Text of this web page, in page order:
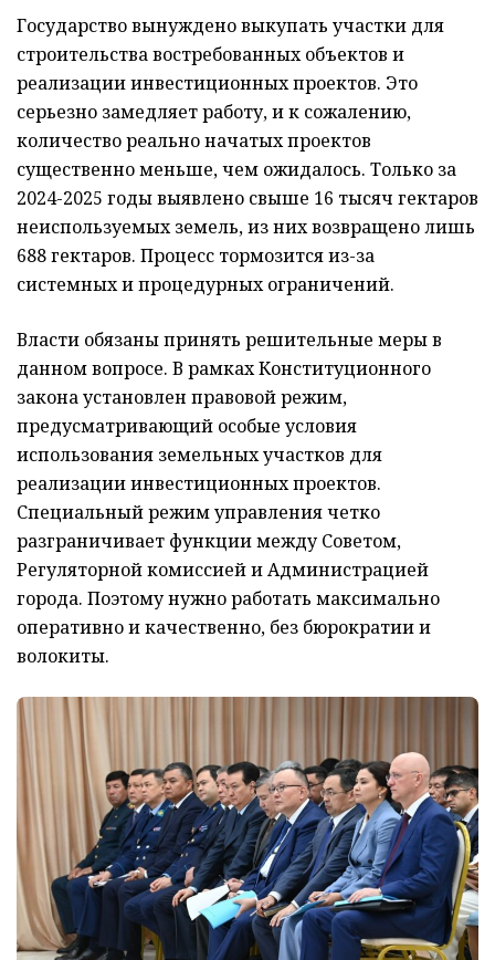
Государство вынуждено выкупать участки для
строительства востребованных объектов и
реализации инвестиционных проектов. Это
серьезно замедляет работу, и к сожалению,
количество реально начатых проектов
существенно меньше, чем ожидалось. Только за
2024-2025 годы выявлено свыше 16 тысяч гектаров
неиспользуемых земель, из них возвращено лишь
688 гектаров. Процесс тормозится из-за
системных и процедурных ограничений.
Власти обязаны принять решительные меры в
данном вопросе. В рамках Конституционного
закона установлен правовой режим,
предусматривающий особые условия
использования земельных участков для
реализации инвестиционных проектов.
Специальный режим управления четко
разграничивает функции между Советом,
Регуляторной комиссией и Администрацией
города. Поэтому нужно работать максимально
оперативно и качественно, без бюрократии и
волокиты.